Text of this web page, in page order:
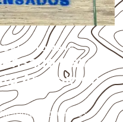
Naval
Antônio do
aplicações